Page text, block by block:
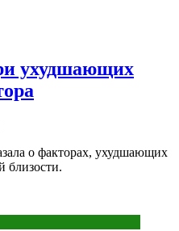
ухудшающих
о факторах, ухудшающих
близости.